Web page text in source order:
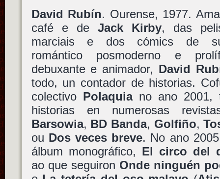
David Rubín. Ourense, 1977.
café e de Jack Kirby, das
marciais e dos cómics de
romántico posmoderno e
debuxante e animador, David
todo, un contador de historias.
colectivo Polaquiano ano 2001,
historias en numerosas
Barsowia, BD Banda, Golfiño,
ou Dos veces breve. No ano
álbum monográfico, El circo del
ao que seguiron Onde ninguén